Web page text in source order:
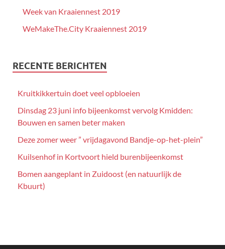
Week van Kraaiennest 2019
WeMakeThe.City Kraaiennest 2019
RECENTE BERICHTEN
Kruitkikkertuin doet veel opbloeien
Dinsdag 23 juni info bijeenkomst vervolg Kmidden:
Bouwen en samen beter maken
Deze zomer weer ” vrijdagavond Bandje-op-het-plein”
Kuilsenhof in Kortvoort hield burenbijeenkomst
Bomen aangeplant in Zuidoost (en natuurlijk de
Kbuurt)